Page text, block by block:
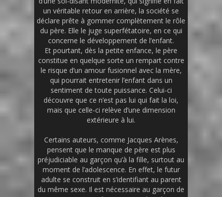
un véritable retour en arrière, la société se
déclare prête à gommer complètement le rôle
du père. Elle le juge superfétatoire, en ce qui
concerne le développement de l’enfant.
Et pourtant, dès la petite enfance, le père
constitue en quelque sorte un rempart contre
le risque d’un amour fusionnel avec la mère,
qui pourrait entretenir l’enfant dans un
sentiment de toute puissance. Celui-ci
découvre que ce n’est pas lui qui fait la loi,
mais que celle-ci relève d’une dimension
extérieure à lui.
Certains auteurs, comme Jacques Arènes,
pensent que le manque de père est plus
préjudiciable au garçon qu’à la fille, surtout au
moment de l’adolescence. En effet, le futur
adulte se construit en s’identifiant au parent
du même sexe. Il est nécessaire au garçon de